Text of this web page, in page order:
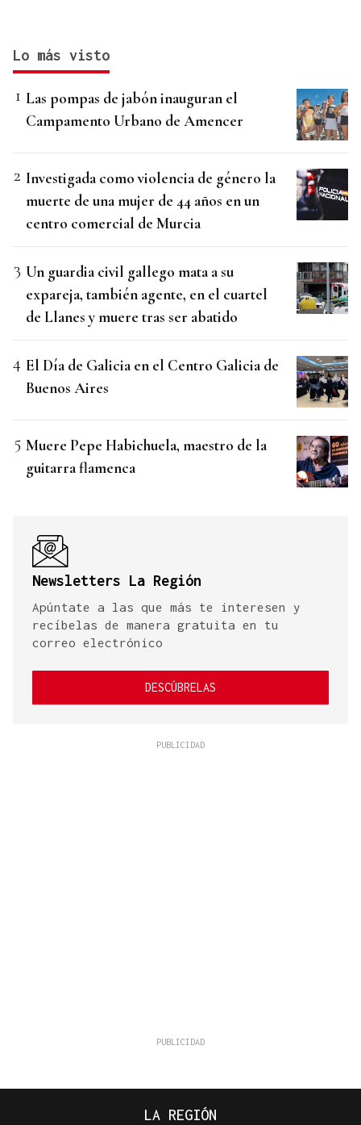
Lo más visto
Las pompas de jabón inauguran el
Campamento Urbano de Amencer
Investigada como violencia de género la
muerte de una mujer de 44 años en un
centro comercial de Murcia
Un guardia civil gallego mata a su
expareja, también agente, en el cuartel
de Llanes y muere tras ser abatido
El Día de Galicia en el Centro Galicia de
Buenos Aires
Muere Pepe Habichuela, maestro de la
guitarra flamenca
Newsletters La Región
Apúntate a las que más te interesen y
recíbelas de manera gratuita en tu
correo electrónico
DESCÚBRELAS
LA REGIÓN